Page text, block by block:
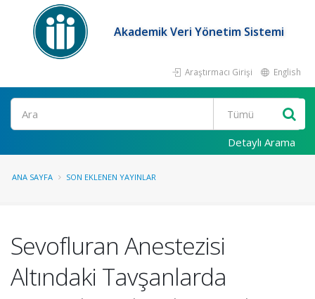
Akademik Veri Yönetim Sistemi
Araştırmacı Girişi English
Ara
Detaylı Arama
ANA SAYFA SON EKLENEN YAYINLAR
Sevofluran Anestezisi
Altındaki Tavşanlarda